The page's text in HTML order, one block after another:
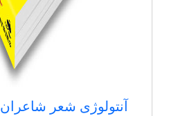
آنتولوژی شعر